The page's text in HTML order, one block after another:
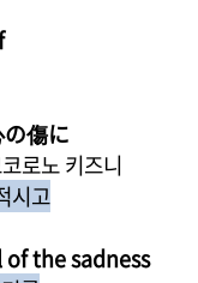
傷に
로노 키즈니
시고
the sadness